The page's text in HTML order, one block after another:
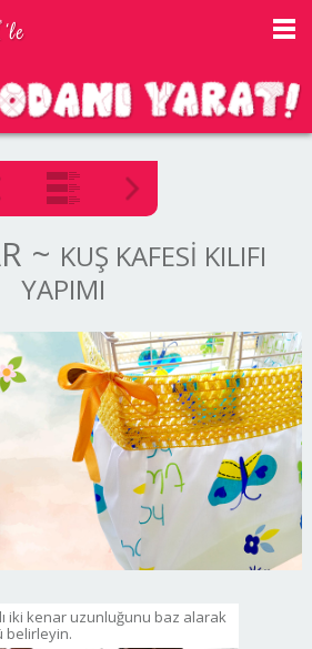
~ KUŞ KAFESİ KILIFI
YAPIMI
iki kenar uzunluğunu baz alarak
belirleyin.